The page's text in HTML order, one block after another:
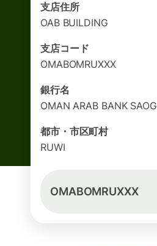
支店住所
OAB BUILDING
支店コード
OMABOMRUXXX
銀行名
OMAN ARAB BANK SAOG
都市・市区町村
RUWI
OMABOMRUXXX